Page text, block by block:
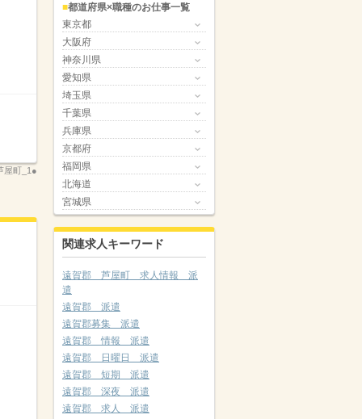
屋町_1●
都道府県×職種のお仕事一覧
東京都
大阪府
神奈川県
愛知県
埼玉県
千葉県
兵庫県
京都府
福岡県
北海道
宮城県
関連求人キーワード
遠賀郡 芦屋町 求人情報 派
遣
遠賀郡 派遣
遠賀郡募集 派遣
遠賀郡 情報 派遣
遠賀郡 日曜日 派遣
遠賀郡 短期 派遣
遠賀郡 深夜 派遣
遠賀郡 求人 派遣